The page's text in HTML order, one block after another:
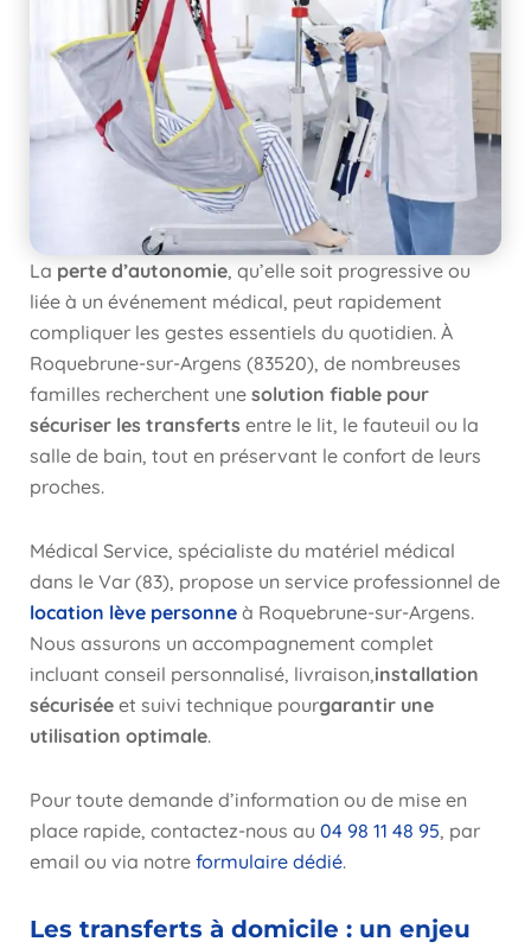
La perte d’autonomie, qu’elle soit progressive ou
liée à un événement médical, peut rapidement
compliquer les gestes essentiels du quotidien. À
Roquebrune-sur-Argens (83520), de nombreuses
familles recherchent une solution fiable pour
sécuriser les transferts entre le lit, le fauteuil ou la
salle de bain, tout en préservant le confort de leurs
proches.
Médical Service, spécialiste du matériel médical
dans le Var (83), propose un service professionnel de
location lève personne à Roquebrune-sur-Argens.
Nous assurons un accompagnement complet
incluant conseil personnalisé, livraison,installation
sécurisée et suivi technique pourgarantir une
utilisation optimale.
Pour toute demande d’information ou de mise en
place rapide, contactez-nous au 04 98 11 48 95, par
email ou via notre formulaire dédié.
Les transferts à domicile : un enjeu